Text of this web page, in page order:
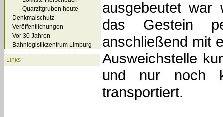
Quarzitgruben heute
Denkmalschutz
Veröffentlichungen
Vor 30 Jahren
Bahnlogistikzentrum Limburg
Links
ausgebeutet war
das Gestein
anschließend mit
Ausweichstelle
und nur noch
transportiert.